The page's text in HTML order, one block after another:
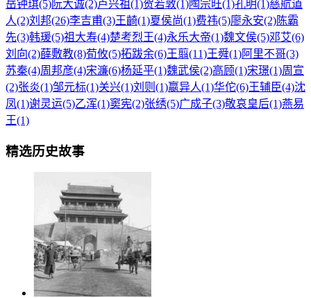
岳钟琪(5)阮大诚(2)卢兴祖(1)贺若敦(1)陶宗旺(1)孔明(1)慈航道
人(2)刘邦(26)李吉甫(3)王齮(1)夏侯尚(1)费祎(5)廖永安(2)陈霸
先(3)韩瑗(5)祖大寿(4)楚考烈王(4)永乐大帝(1)魏文侯(5)邓艾(6)
刘向(2)薛敷教(8)荀攸(5)拓跋余(6)王翦(11)王舜(1)阿里不哥(3)
苏秦(4)周邦彦(4)宋濂(6)杨延平(1)魏武侯(2)高顾(1)宋璟(1)周宣
(2)张炎(1)邹元标(1)关兴(1)刘则(1)嬴异人(1)华佗(6)王辅臣(4)沈
凤(1)谢灵运(5)乙浑(1)窦宪(2)张绣(5)广成子(3)敬哀皇后(1)燕易
王(1)
精选历史故事